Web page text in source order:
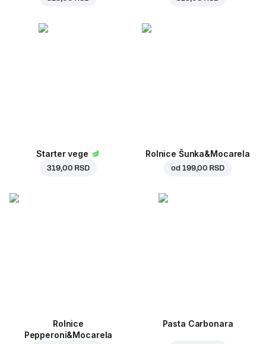
Starter vege
319,00 RSD
Rolnice Šunka&Mocarela
od 199,00 RSD
Rolnice
Pepperoni&Mocarela
Pasta Carbonara